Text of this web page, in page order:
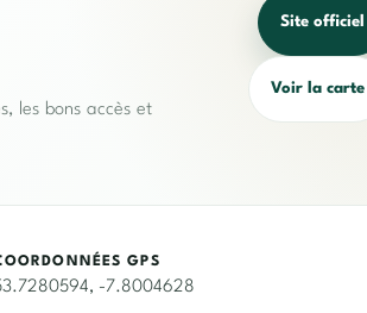
les bons accès et
Site officiel
Voir la carte
GPS
-7.8004628